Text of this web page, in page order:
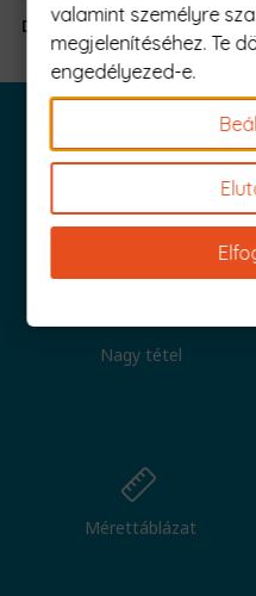
Do not read 5990 Ft-tól
Iratkozz fel és küldjük
Nagy tétel
Mérettáblázat
valamint személyre
megjelenítéséhez. Te
engedélyezed-e.